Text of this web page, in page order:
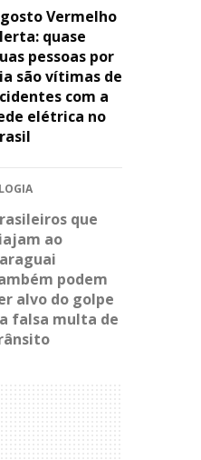
Vermelho
quase
pessoas por
são vítimas de
com a
elétrica no
que
ao
podem
alvo do golpe
falsa multa de